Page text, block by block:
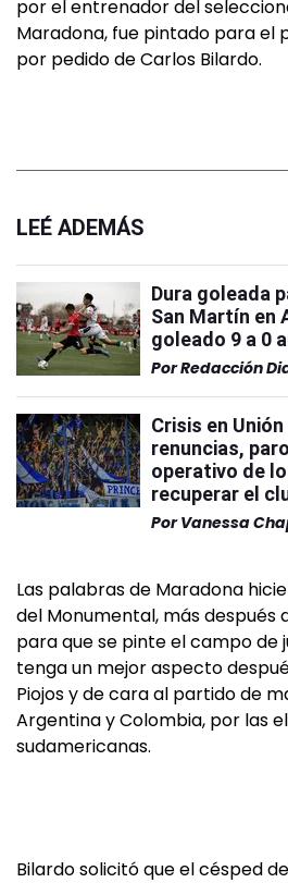
por el entrenador del
Maradona, fue pintado para el
por pedido de Carlos Bilardo.
LEÉ ADEMÁS
Dura goleada
San Martín en
goleado 9 a 0
PorRedacción
Crisis en
renuncias,
operativo de
recuperar el
Por Vanessa
Las palabras de Maradona
del Monumental, más después
para que se pinte el campo de
tenga un mejor aspecto
Piojos y de cara al partido de
Argentina y Colombia, por las
sudamericanas.
Bilardo solicitó que el césped